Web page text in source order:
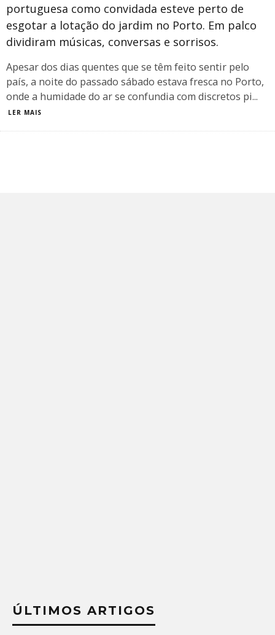
portuguesa como convidada esteve perto de
esgotar a lotação do jardim no Porto. Em palco
dividiram músicas, conversas e sorrisos.
Apesar dos dias quentes que se têm feito sentir pelo
país, a noite do passado sábado estava fresca no Porto,
onde a humidade do ar se confundia com discretos pi...
LER MAIS
ÚLTIMOS ARTIGOS